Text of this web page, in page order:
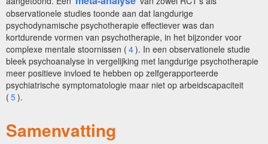
observationele studies toonde aan dat langdurige
psychodynamische psychotherapie effectiever was dan
kortdurende vormen van psychotherapie, in het bijzonder voor
complexe mentale stoornissen ( 4). In een observationele studie
bleek psychoanalyse in vergelijking met langdurige psychotherapie
meer positieve invloed te hebben op zelfgerapporteerde
psychiatrische symptomatologie maar niet op arbeidscapaciteit
( 5).
Samenvatting